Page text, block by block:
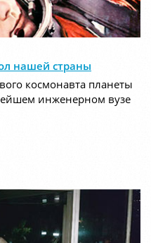
нашей страны
космонавта планеты
инженерном вузе